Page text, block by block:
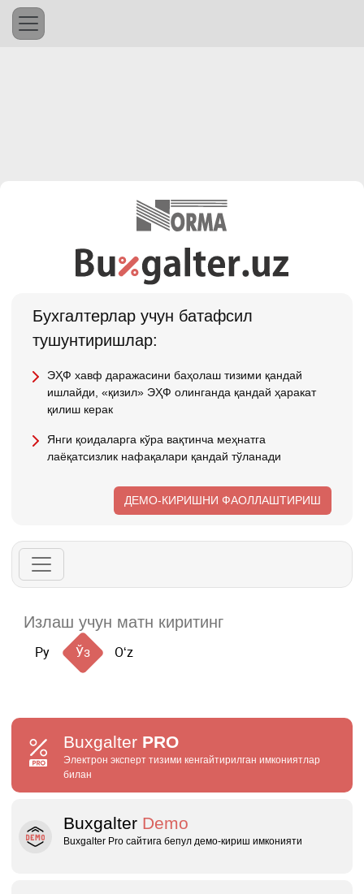
Бухгалтерлар учун батафсил
тушунтиришлар:
ЭҲФ хавф даражасини баҳолаш тизими қандай
ишлайди, «қизил» ЭҲФ олинганда қандай ҳаракат
қилиш керак
Янги қоидаларга кўра вақтинча меҳнатга
лаёқатсизлик нафақалари қандай тўланади
ДЕМО-КИРИШНИ ФАОЛЛАШТИРИШ
Ру Ўз Oʻz
Buxgalter PRO
Электрон эксперт тизими кенгайтирилган имкониятлар
билан
Buxgalter Demo
Buxgalter Pro сайтига бепул демо‑кириш имконияти